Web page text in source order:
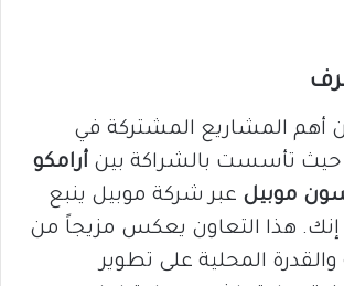
أهم المشاريع المشتركة في
حيث تأسست بالشراكة بين أرامكو
موبيل عبر شركة موبيل ينبع
إنك. هذا التعاون يعكس مزيجاً من
والقدرة المحلية على تطوير